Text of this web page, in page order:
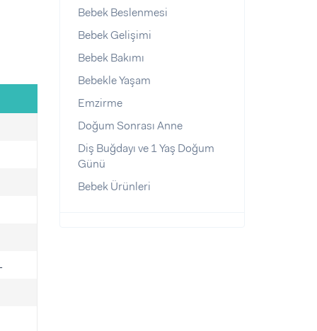
Bebek Beslenmesi
Bebek Gelişimi
Bebek Bakımı
Bebekle Yaşam
Emzirme
Doğum Sonrası Anne
Diş Buğdayı ve 1 Yaş Doğum
Günü
Bebek Ürünleri